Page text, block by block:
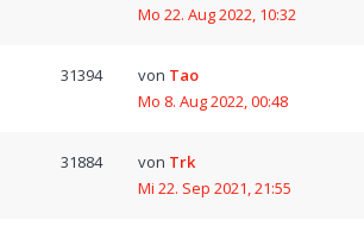
Mo 22. Aug 2022, 10:32
31394 von Tao
Mo 8. Aug 2022, 00:48
31884 von Trk
Mi 22. Sep 2021, 21:55